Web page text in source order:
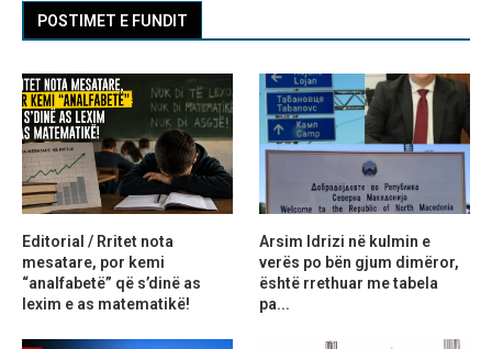
POSTIMET E FUNDIT
Editorial / Rritet nota
mesatare, por kemi
“analfabetë” që s’dinë as
lexim e as matematikë!
Arsim Idrizi në kulmin e
verës po bën gjum dimëror,
është rrethuar me tabela
pa...